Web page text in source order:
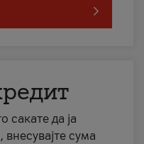
сакате да ја
сума